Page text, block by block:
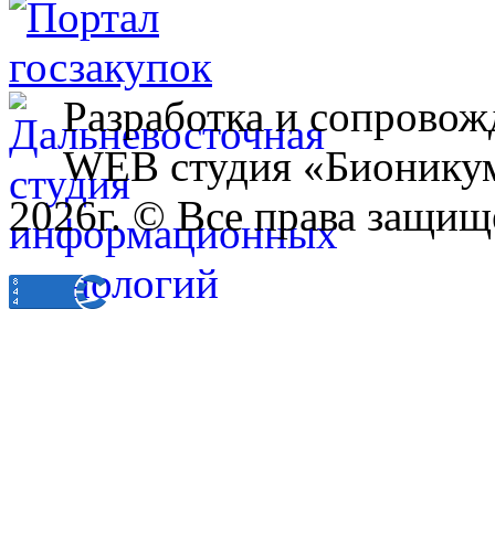
Разработка и
WEB студия
2026г. © Все права